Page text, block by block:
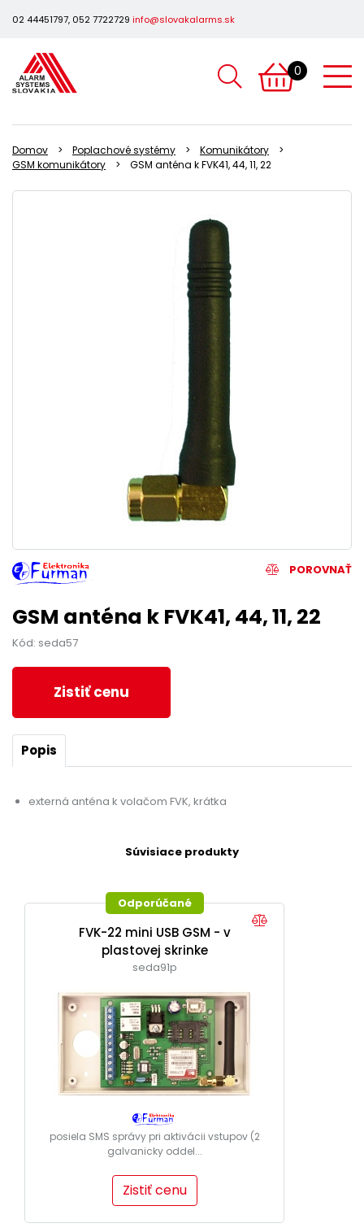
02 44451797, 052 7722729 info@slovakalarms.sk
0
Domov Poplachové systémy
Komunikátory
GSM komunikátory
GSM anténa k FVK41, 44, 11, 22
POROVNAŤ
GSM anténa k FVK41, 44, 11, 22
Kód: seda57
Zistiť cenu
Popis
externá anténa k volačom FVK, krátka
Súvisiace produkty
Odporúčané
FVK-22 mini USB GSM - v
plastovej skrinke
seda91p
posiela SMS správy pri aktivácii vstupov (2
galvanicky oddel...
Zistiť cenu